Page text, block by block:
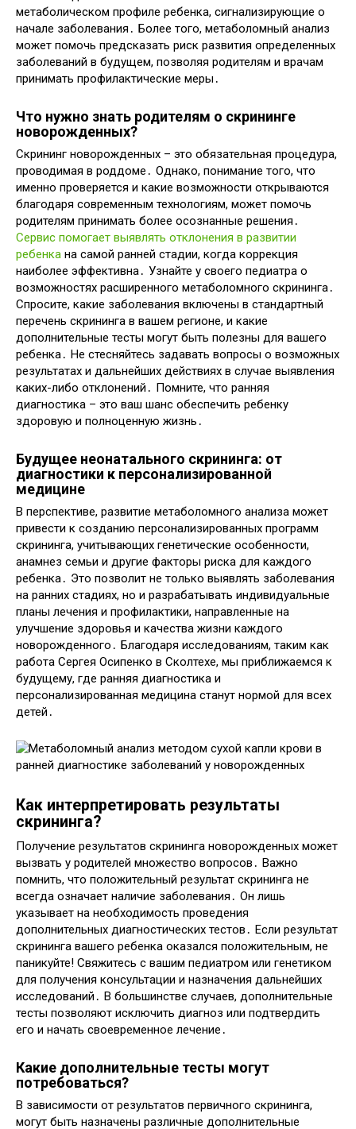
метаболическом профиле ребенка, сигнализирующие о
начале заболевания․ Более того, метаболомный анализ
может помочь предсказать риск развития определенных
заболеваний в будущем, позволяя родителям и врачам
принимать профилактические меры․
Что нужно знать родителям о скрининге
новорожденных?
Скрининг новорожденных – это обязательная процедура,
проводимая в роддоме․ Однако, понимание того, что
именно проверяется и какие возможности открываются
благодаря современным технологиям, может помочь
родителям принимать более осознанные решения․
Сервис помогает выявлять отклонения в развитии
ребенка на самой ранней стадии, когда коррекция
наиболее эффективна․ Узнайте у своего педиатра о
возможностях расширенного метаболомного скрининга․
Спросите, какие заболевания включены в стандартный
перечень скрининга в вашем регионе, и какие
дополнительные тесты могут быть полезны для вашего
ребенка․ Не стесняйтесь задавать вопросы о возможных
результатах и дальнейших действиях в случае выявления
каких-либо отклонений․ Помните, что ранняя
диагностика – это ваш шанс обеспечить ребенку
здоровую и полноценную жизнь․
Будущее неонатального скрининга: от
диагностики к персонализированной
медицине
В перспективе, развитие метаболомного анализа может
привести к созданию персонализированных программ
скрининга, учитывающих генетические особенности,
анамнез семьи и другие факторы риска для каждого
ребенка․ Это позволит не только выявлять заболевания
на ранних стадиях, но и разрабатывать индивидуальные
планы лечения и профилактики, направленные на
улучшение здоровья и качества жизни каждого
новорожденного․ Благодаря исследованиям, таким как
работа Сергея Осипенко в Сколтехе, мы приближаемся к
будущему, где ранняя диагностика и
персонализированная медицина станут нормой для всех
детей․
Как интерпретировать результаты
скрининга?
Получение результатов скрининга новорожденных может
вызвать у родителей множество вопросов․ Важно
помнить, что положительный результат скрининга не
всегда означает наличие заболевания․ Он лишь
указывает на необходимость проведения
дополнительных диагностических тестов․ Если результат
скрининга вашего ребенка оказался положительным, не
паникуйте! Свяжитесь с вашим педиатром или генетиком
для получения консультации и назначения дальнейших
исследований․ В большинстве случаев, дополнительные
тесты позволяют исключить диагноз или подтвердить
его и начать своевременное лечение․
Какие дополнительные тесты могут
потребоваться?
В зависимости от результатов первичного скрининга,
могут быть назначены различные дополнительные